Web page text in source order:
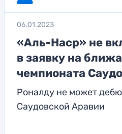
06.01.2023
«Аль-Наср» не
в заявку на
чемпионата
Роналду не может
Саудовской Аравии